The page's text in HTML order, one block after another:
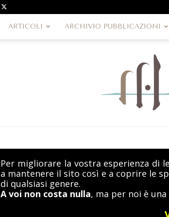
ARTICOLI ARCHIVIO PUBBLICAZIONI
Per migliorare la vostra esperienza di
a mantenere il sito così e a coprire le
di qualsiasi genere.
A voi non costa nulla, ma per noi è